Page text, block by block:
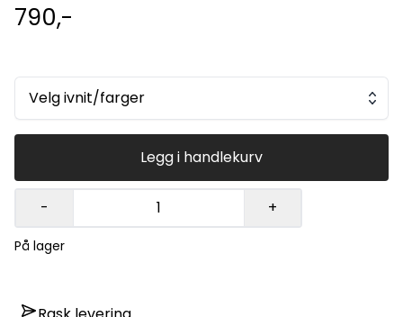
790,-
Velg ivnit/farger
Legg i handlekurv
- +
På lager